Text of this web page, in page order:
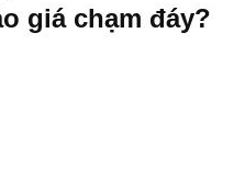
giá chạm đáy?